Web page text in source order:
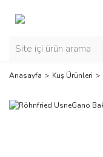
Anasayfa Kuş Ürünleri